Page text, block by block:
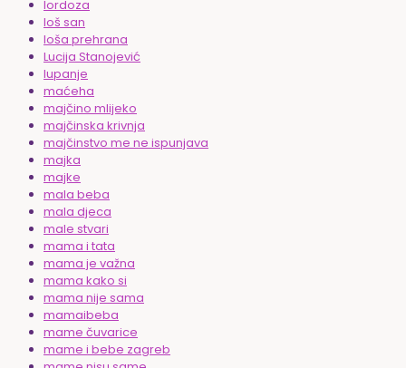
lordoza
loš san
loša prehrana
Lucija Stanojević
lupanje
maćeha
majčino mlijeko
majčinska krivnja
majčinstvo me ne ispunjava
majka
majke
mala beba
mala djeca
male stvari
mama i tata
mama je važna
mama kako si
mama nije sama
mamaibeba
mame čuvarice
mame i bebe zagreb